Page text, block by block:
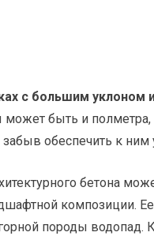
с большим уклоном
может быть и
забыв обеспечить к ним
бетона
композиции.
породы водопад.